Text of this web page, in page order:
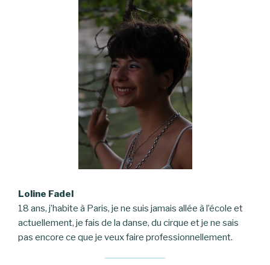
Loline Fadel
18 ans, j’habite à Paris, je ne suis jamais allée à l’école et
actuellement, je fais de la danse, du cirque et je ne sais
pas encore ce que je veux faire professionnellement.